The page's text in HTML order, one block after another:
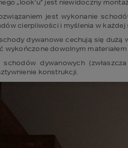
„look’u” jest niewidoczny
jest wykonanie
cierpliwości i myślenia w
dywanowe cechują się dużą
wykończone dowolnym
dywanowych
konstrukcji.